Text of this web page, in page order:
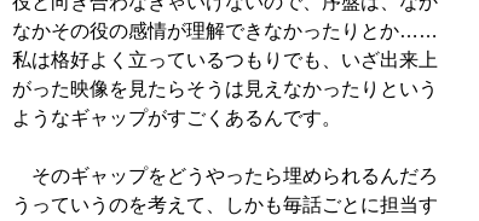
なかその役の感情が理解できなかったりとか……
私は格好よく立っているつもりでも、いざ出来上
がった映像を見たらそうは見えなかったりという
ようなギャップがすごくあるんです。
そのギャップをどうやったら埋められるんだろ
うっていうのを考えて、しかも毎話ごとに担当す